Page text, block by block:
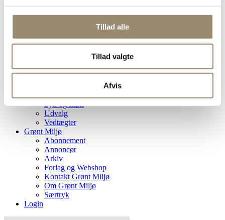
Tillad alle
Tillad valgte
Afvis
De Grønne Kloakentreprenører
Eksterne råd og nævn
Hovedbestyrelsen
Håndværkergaranti
Nordisk Præsidium
Overenskomster
Rådgivning og foredrag
Seniorklubben
Syn og skøn
Udvalg
Vedtægter
Grønt Miljø
Abonnement
Annoncør
Arkiv
Forlag og Webshop
Kontakt Grønt Miljø
Om Grønt Miljø
Særtryk
Login